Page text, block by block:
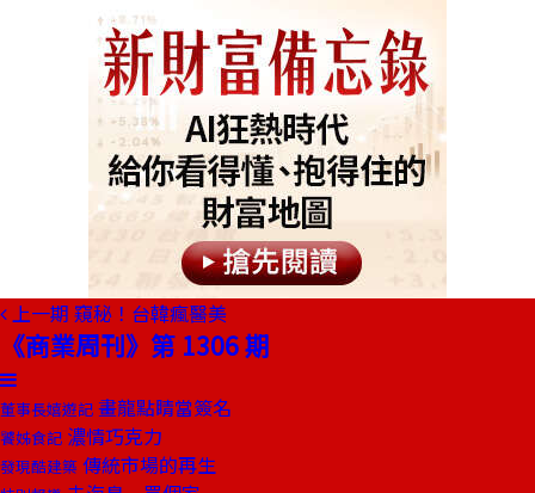
上一期 窺秘！台韓瘋醫美
《商業周刊》第 1306 期
董事長嬉遊記 畫龍點睛當簽名
饕姊食記 濃情巧克力
發現酷建築 傳統市場的再生